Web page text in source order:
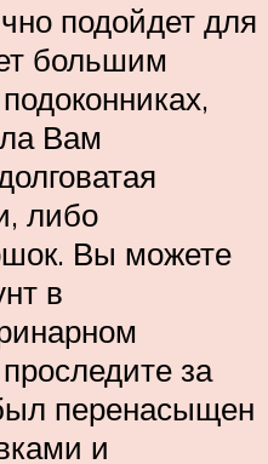
подойдет для
большим
Вам
либо
Вы можете
в
за
перенасыщен
и